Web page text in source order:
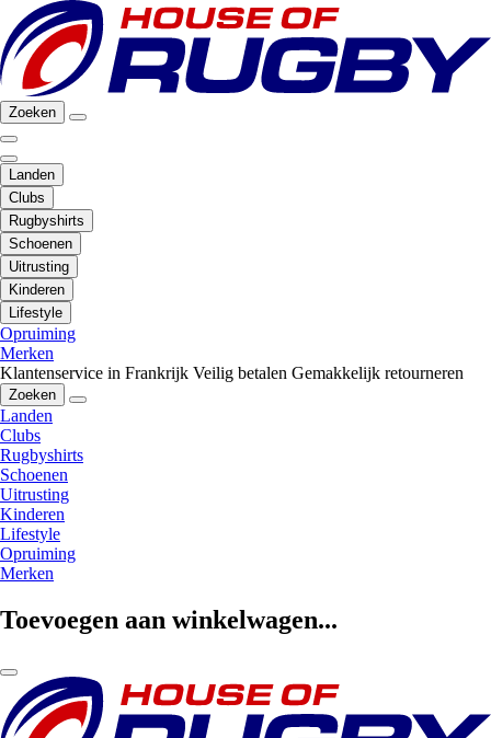
Zoeken
Landen
Clubs
Rugbyshirts
Schoenen
Uitrusting
Kinderen
Lifestyle
Opruiming
Merken
Klantenservice in Frankrijk Veilig betalen Gemakkelijk retourneren
Zoeken
Landen
Clubs
Rugbyshirts
Schoenen
Uitrusting
Kinderen
Lifestyle
Opruiming
Merken
Toevoegen aan winkelwagen...